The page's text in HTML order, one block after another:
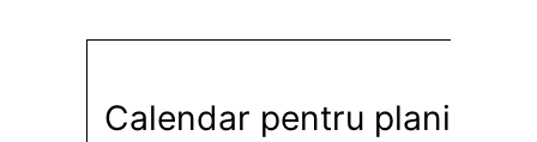
Calendar pentru